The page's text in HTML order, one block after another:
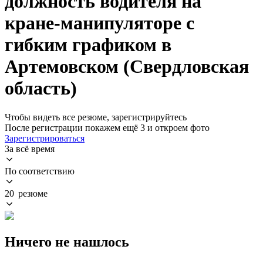
кране-манипуляторе с
гибким графиком в
Артемовском (Свердловская
область)
Чтобы видеть все резюме, зарегистрируйтесь
После регистрации покажем ещё 3 и откроем фото
Зарегистрироваться
За всё время
По соответствию
20 резюме
Ничего не нашлось